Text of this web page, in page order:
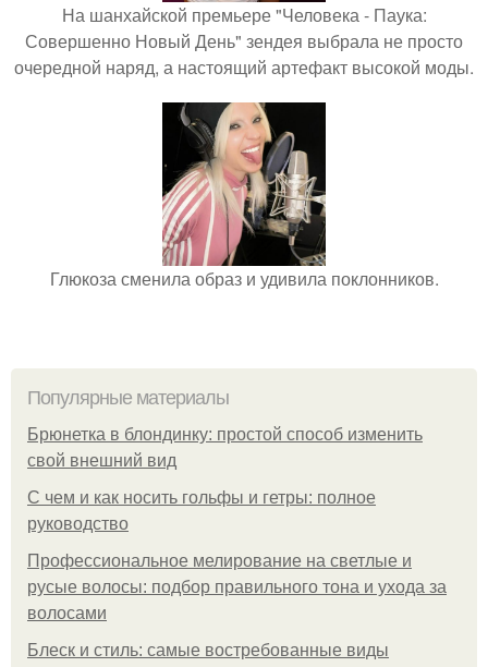
На шанхайской премьере "Человека - Паука:
Совершенно Новый День" зендея выбрала не просто
очередной наряд, а настоящий артефакт высокой моды.
Глюкоза сменила образ и удивила поклонников.
Популярные материалы
Брюнетка в блондинку: простой способ изменить
свой внешний вид
С чем и как носить гольфы и гетры: полное
руководство
Профессиональное мелирование на светлые и
русые волосы: подбор правильного тона и ухода за
волосами
Блеск и стиль: самые востребованные виды